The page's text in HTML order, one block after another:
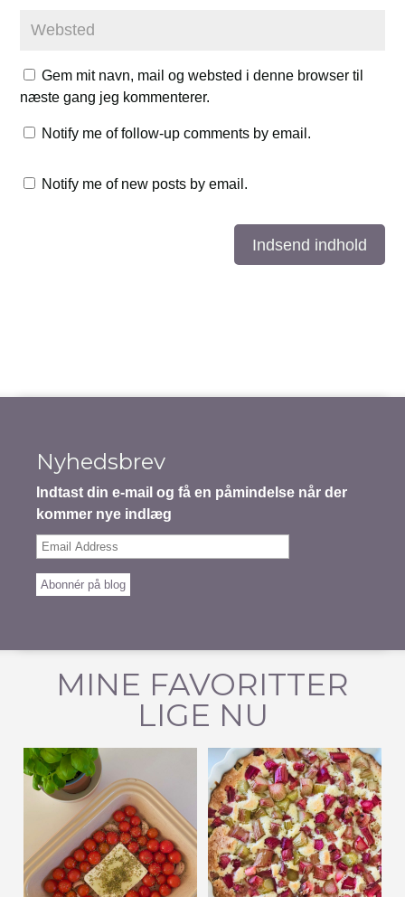
Gem mit navn, mail og websted i denne browser til
næste gang jeg kommenterer.
Notify me of follow-up comments by email.
Notify me of new posts by email.
Indsend indhold
Nyhedsbrev
Indtast din e-mail og få en påmindelse når der
kommer nye indlæg
Email
Abonnér på blog
MINE FAVORITTER
LIGE NU